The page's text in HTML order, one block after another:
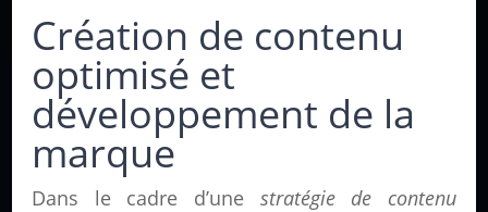
Création de contenu
optimisé et
développement de la
marque
Dans le cadre d’une stratégie de contenu